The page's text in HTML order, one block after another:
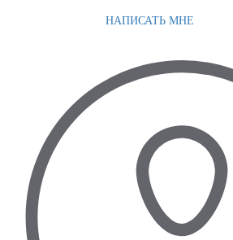
НАПИСАТЬ МНЕ